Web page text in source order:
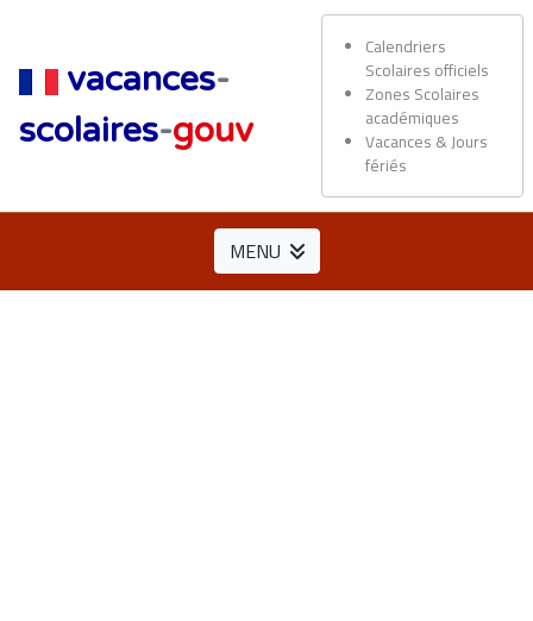
vacances-
scolaires-gouv
Calendriers
Scolaires officiels
Zones Scolaires
académiques
Vacances & Jours
fériés
MENU